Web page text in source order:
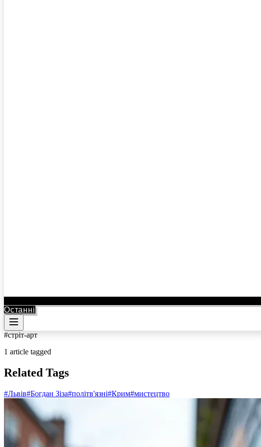
Останні
#стріт-арт
1 article tagged
Related Tags
#Львів#Богдан Зіза#політв'язні#Крим#мистецтво